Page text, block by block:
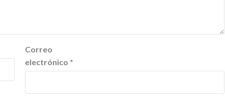
Correo
electrónico *